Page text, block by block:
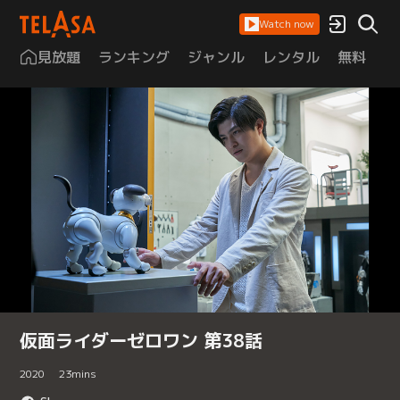
Watch now
見放題 ランキング ジャンル レンタル 無料
仮面ライダーゼロワン 第38話
2020 23mins